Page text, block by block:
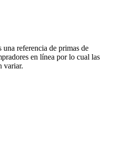
referencia de primas de
en línea por lo cual las
variar.